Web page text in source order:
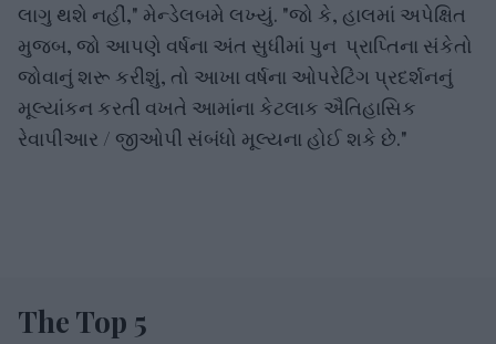
લાગુ થશે નહીં," મેન્ડેલબમે લખ્યું. "જો કે, હાલમાં અપેક્ષિત
મુજબ, જો આપણે વર્ષના અંત સુધીમાં પુન પ્રાપ્તિના સંકેતો
જોવાનું શરૂ કરીશું, તો આખા વર્ષના ઓપરેટિંગ પ્રદર્શનનું
મૂલ્યાંકન કરતી વખતે આમાંના કેટલાક ઐતિહાસિક
રેવાપીઆર / જીઓપી સંબંધો મૂલ્યના હોઈ શકે છે."
The Top 5